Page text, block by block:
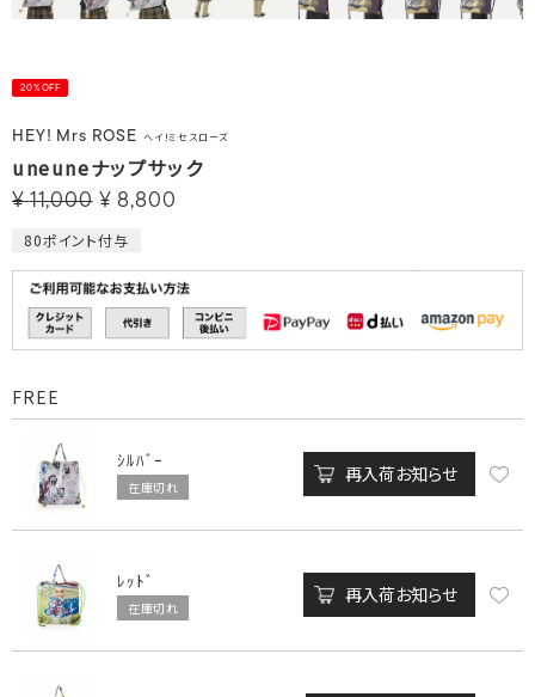
20%OFF
HEY! Mrs ROSE ヘイ！ミセスローズ
uneuneナップサック
¥ 11,000 ¥ 8,800
80ポイント付与
FREE
ｼﾙﾊﾞｰ
在庫切れ
再入荷お知らせ
ﾚｯﾄﾞ
在庫切れ
再入荷お知らせ